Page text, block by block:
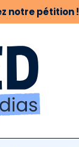
notre pétition !